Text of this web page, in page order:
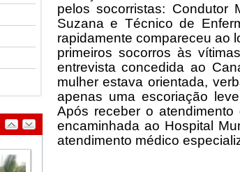
pelos socorristas: Condutor
Suzana e Técnico de
rapidamente compareceu ao
primeiros socorros às
entrevista concedida ao
mulher estava orientada,
apenas uma escoriação
Após receber o
encaminhada ao Hospital
atendimento médico